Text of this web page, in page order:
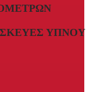
ΎΠΝΟΥ